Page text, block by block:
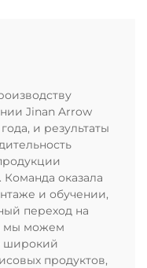
Jinan Arrow
и результаты
Команда оказала
и обучении,
переход на
мы можем
широкий
продуктов,